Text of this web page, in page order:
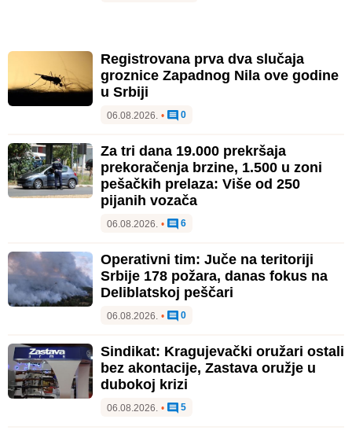
Registrovana prva dva slučaja
groznice Zapadnog Nila ove godine
u Srbiji
06.08.2026. • 0
Za tri dana 19.000 prekršaja
prekoračenja brzine, 1.500 u zoni
pešačkih prelaza: Više od 250
pijanih vozača
06.08.2026. • 6
Operativni tim: Juče na teritoriji
Srbije 178 požara, danas fokus na
Deliblatskoj peščari
06.08.2026. • 0
Sindikat: Kragujevački oružari ostali
bez akontacije, Zastava oružje u
dubokoj krizi
06.08.2026. • 5